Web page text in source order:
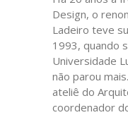
Design, o
Ladeiro teve
1993, quando
Universidade
não parou
ateliê do
coordenador